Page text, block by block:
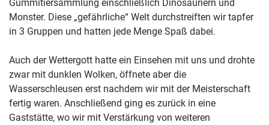
Gummitiersammlung einschließlich Dinosauriern und
Monster. Diese „gefährliche“ Welt durchstreiften wir tapfer
in 3 Gruppen und hatten jede Menge Spaß dabei.
Auch der Wettergott hatte ein Einsehen mit uns und drohte
zwar mit dunklen Wolken, öffnete aber die
Wasserschleusen erst nachdem wir mit der Meisterschaft
fertig waren. Anschließend ging es zurück in eine
Gaststätte, wo wir mit Verstärkung von weiteren